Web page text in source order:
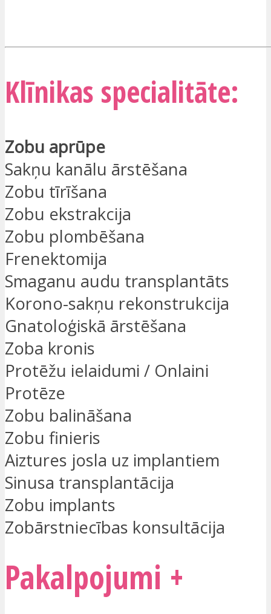
Klīnikas specialitāte:
Zobu aprūpe
Sakņu kanālu ārstēšana
Zobu tīrīšana
Zobu ekstrakcija
Zobu plombēšana
Frenektomija
Smaganu audu transplantāts
Korono-sakņu rekonstrukcija
Gnatoloģiskā ārstēšana
Zoba kronis
Protēžu ielaidumi / Onlaini
Protēze
Zobu balināšana
Zobu finieris
Aiztures josla uz implantiem
Sinusa transplantācija
Zobu implants
Zobārstniecības konsultācija
Pakalpojumi +